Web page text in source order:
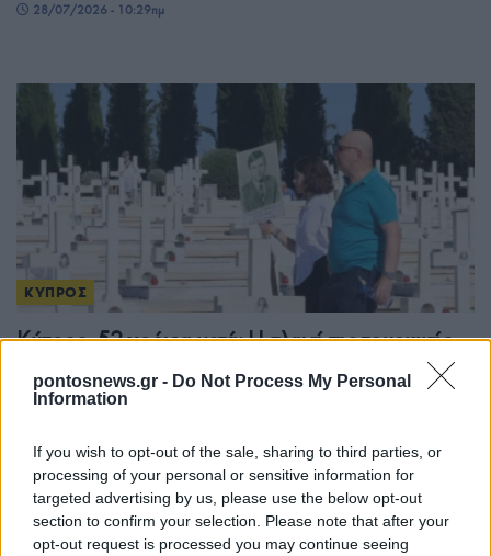
pontosnews.gr - Do Not Process My Personal
Information
If you wish to opt-out of the sale, sharing to third parties, or
processing of your personal or sensitive information for
targeted advertising by us, please use the below opt-out
section to confirm your selection. Please note that after your
opt-out request is processed you may continue seeing
28/07/2026 - 10:29πμ
ΚΥΠΡΟΣ
Κύπρος, 52 χρόνια μετά: Η πληγή της τουρκικής
εισβολής παραμένει ανοιχτή
20/07/2026 - 12:30μμ